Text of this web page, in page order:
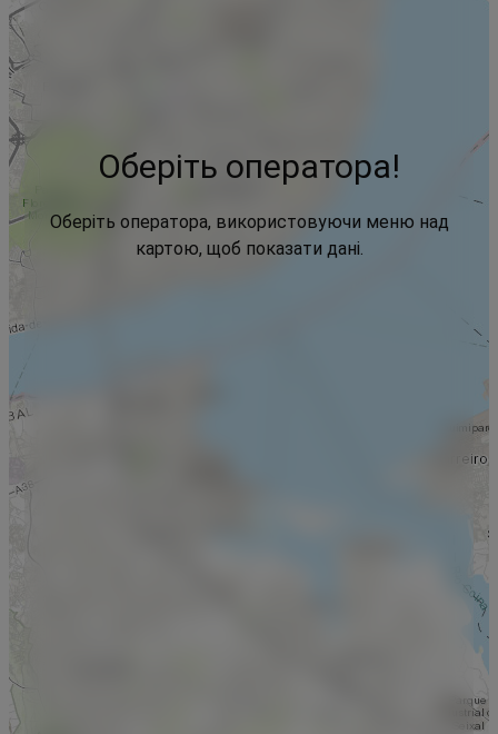
Оберіть оператора!
Оберіть оператора, використовуючи меню над
картою, щоб показати дані.